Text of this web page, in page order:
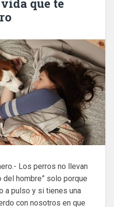
que te
Los perros no llevan
hombre” solo porque
a pulso y si tienes una
con nosotros en que